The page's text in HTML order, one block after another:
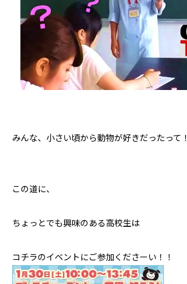
みんな、小さい頃から動物が好きだったって！
この道に、
ちょっとでも興味のある高校生は
コチラのイベントにご参加くださーい！！